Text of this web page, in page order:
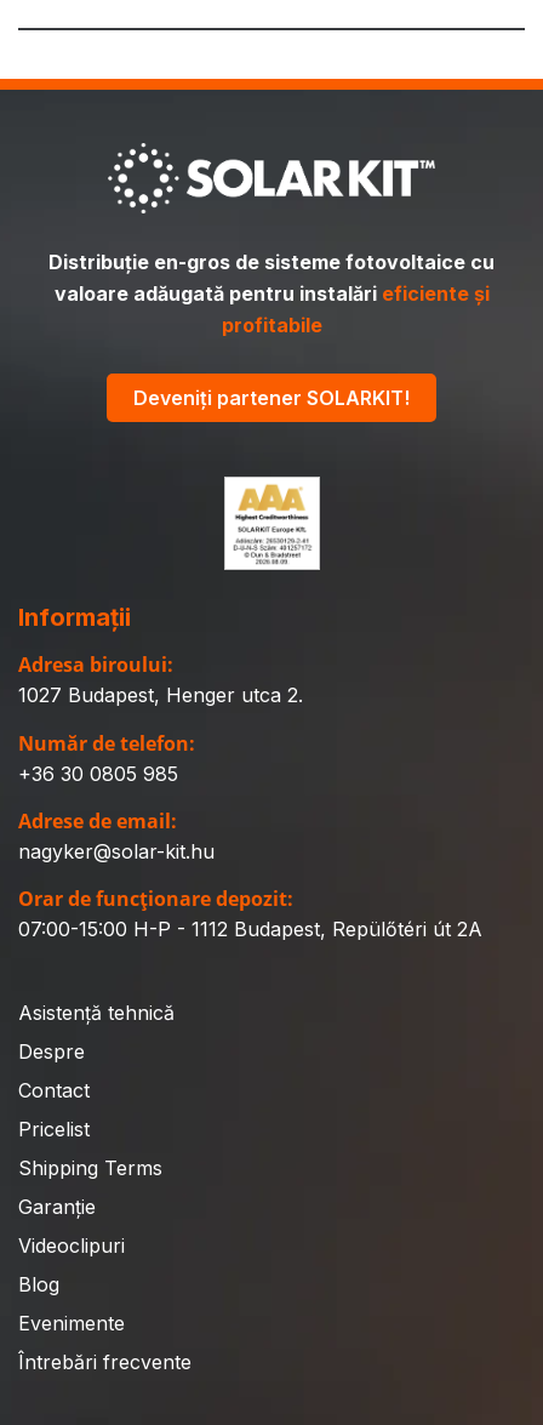
Distribuție en-gros de sisteme fotovoltaice cu
valoare adăugată pentru instalări eficiente și
profitabile
Deveniți partener SOLARKIT!
Informații
Adresa biroului:
1027 Budapest, Henger utca 2.
Număr de telefon:
+36 30 0805 985
Adrese de email:
nagyker@solar-kit.hu
Orar de funcționare depozit:
07:00-15:00 H-P - 1112 Budapest, Repülőtéri út 2A
Asistență tehnică
Despre
Contact
Pricelist
Shipping Terms
Garanție
Videoclipuri
Blog
Evenimente
Întrebări frecvente